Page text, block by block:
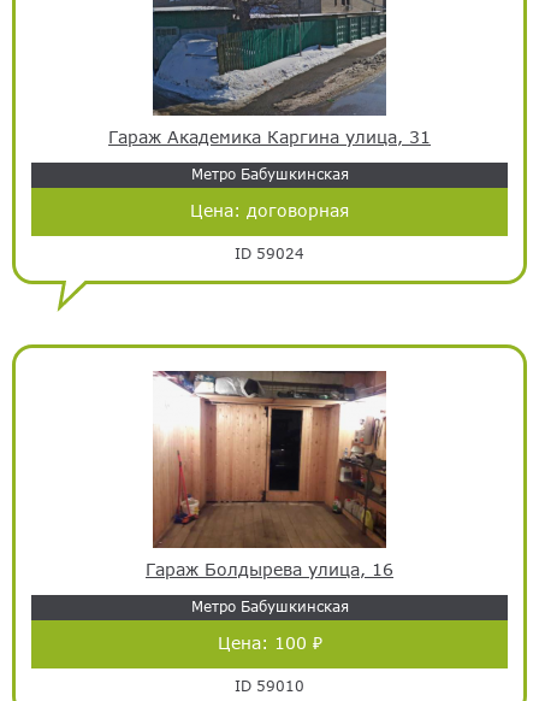
Гараж Академика Каргина улица, 31
Метро Бабушкинская
Цена: договорная
ID 59024
Гараж Болдырева улица, 16
Метро Бабушкинская
Цена: 100 ₽
ID 59010